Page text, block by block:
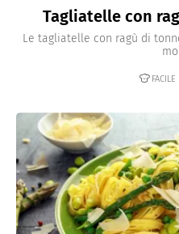
Tagliatelle con
Le tagliatelle con ragù di
FACILE